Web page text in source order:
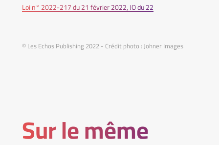
Loi n° 2022-217 du 21 février 2022, JO du 22
© Les Echos Publishing 2022 - Crédit photo : Johner Images
Sur le même